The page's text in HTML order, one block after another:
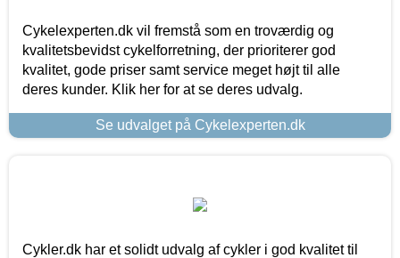
Cykelexperten.dk vil fremstå som en troværdig og
kvalitetsbevidst cykelforretning, der prioriterer god
kvalitet, gode priser samt service meget højt til alle
deres kunder. Klik her for at se deres udvalg.
Se udvalget på Cykelexperten.dk
Cykler.dk har et solidt udvalg af cykler i god kvalitet til